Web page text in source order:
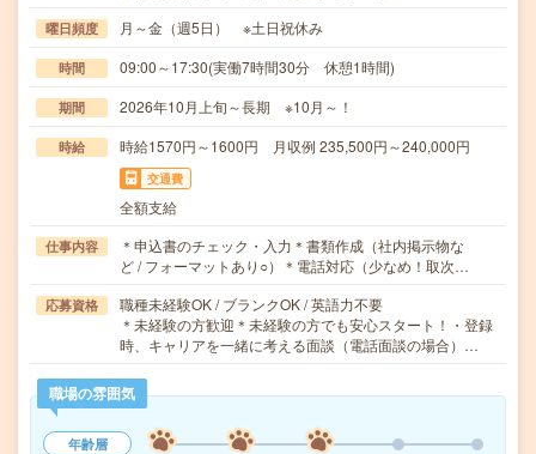
曜日頻度 月～金（週5日） ※土日祝休み
時間 09:00～17:30(実働7時間30分 休憩1時間)
期間 2026年10月上旬～長期 ※10月～！
時給 時給1570円～1600円 月収例 235,500円～240,000円
交通費
全額支給
仕事内容
＊申込書のチェック・入力＊書類作成（社内掲示物な
ど / フォーマットあり○）＊電話対応（少なめ！取次…
応募資格
職種未経験OK / ブランクOK / 英語力不要
＊未経験の方歓迎＊未経験の方でも安心スタート！・登録
時、キャリアを一緒に考える面談（電話面談の場合）…
職場の雰囲気
年齢層